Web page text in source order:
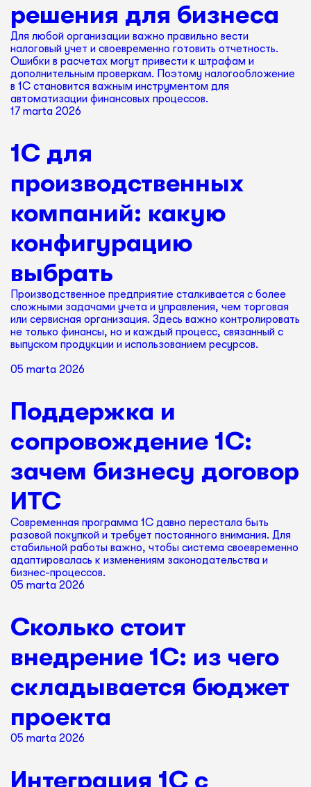
решения для бизнеса
Для любой организации важно правильно вести
налоговый учет и своевременно готовить отчетность.
Ошибки в расчетах могут привести к штрафам и
дополнительным проверкам. Поэтому налогообложение
в 1С становится важным инструментом для
автоматизации финансовых процессов.
17 marta 2026
1С для
производственных
компаний: какую
конфигурацию
выбрать
Производственное предприятие сталкивается с более
сложными задачами учета и управления, чем торговая
или сервисная организация. Здесь важно контролировать
не только финансы, но и каждый процесс, связанный с
выпуском продукции и использованием ресурсов.
05 marta 2026
Поддержка и
сопровождение 1С:
зачем бизнесу договор
ИТС
Современная программа 1С давно перестала быть
разовой покупкой и требует постоянного внимания. Для
стабильной работы важно, чтобы система своевременно
адаптировалась к изменениям законодательства и
бизнес-процессов.
05 marta 2026
Сколько стоит
внедрение 1С: из чего
складывается бюджет
проекта
05 marta 2026
Интеграция 1С с